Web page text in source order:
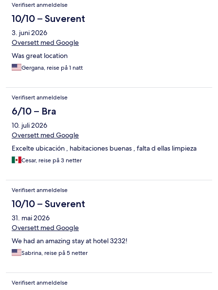
Verifisert anmeldelse
10/10 – Suverent
3. juni 2026
Oversett med Google
Was great location
Gergana, reise på 1 natt
Verifisert anmeldelse
6/10 – Bra
10. juli 2026
Oversett med Google
Excelte ubicación , habitaciones buenas , falta d ellas limpieza
Cesar, reise på 3 netter
Verifisert anmeldelse
10/10 – Suverent
31. mai 2026
Oversett med Google
We had an amazing stay at hotel 3232!
Sabrina, reise på 5 netter
Verifisert anmeldelse